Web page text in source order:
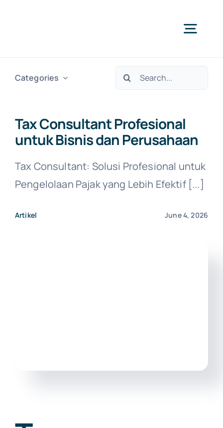
Categories
Search
Tax Consultant Profesional
untuk Bisnis dan Perusahaan
Tax Consultant: Solusi Profesional untuk
Pengelolaan Pajak yang Lebih Efektif [...]
Artikel June 4, 2026